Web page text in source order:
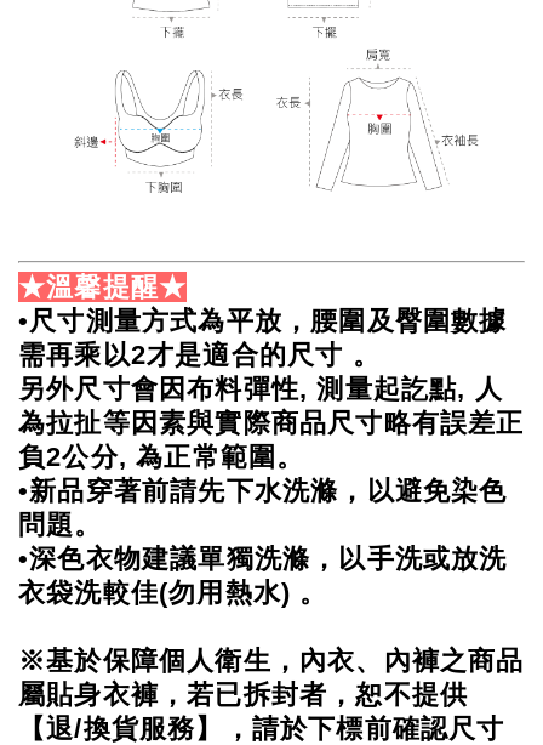
★溫馨提醒★
•尺寸測量方式為平放，腰圍及臀圍數據
需再乘以2才是適合的尺寸 。
另外尺寸會因布料彈性, 測量起訖點, 人
為拉扯等因素與實際商品尺寸略有誤差正
負2公分, 為正常範圍。
•新品穿著前請先下水洗滌，以避免染色
問題。
•深色衣物建議單獨洗滌，以手洗或放洗
衣袋洗較佳(勿用熱水) 。
※基於保障個人衛生，內衣、內褲之商品
屬貼身衣褲，若已拆封者，恕不提供
【退/換貨服務】，請於下標前確認尺寸